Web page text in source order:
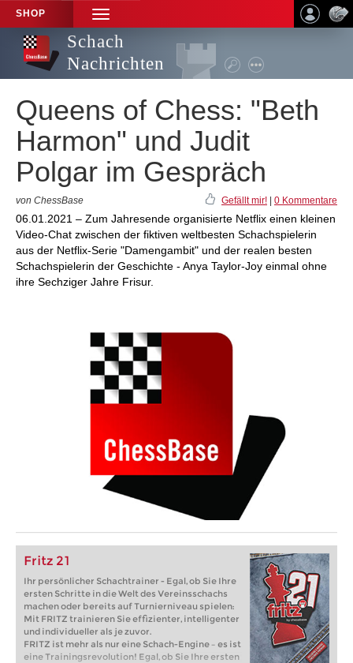
SHOP
TOGGLE
NAVIGATION
Schach
Nachrichten
Queens of Chess: "Beth
Harmon" und Judit
Polgar im Gespräch
von ChessBase Gefällt mir! 0 Kommentare
06.01.2021 – Zum Jahresende organisierte Netflix einen kleinen
Video-Chat zwischen der fiktiven weltbesten Schachspielerin
aus der Netflix-Serie "Damengambit" und der realen besten
Schachspielerin der Geschichte - Anya Taylor-Joy einmal ohne
ihre Sechziger Jahre Frisur.
Fritz 21
Ihr persönlicher Schachtrainer - Egal, ob Sie Ihre
ersten Schritte in die Welt des Vereinsschachs
machen oder bereits auf Turnierniveau spielen:
Mit FRITZ trainieren Sie effizienter, intelligenter
und individueller als je zuvor.
FRITZ ist mehr als nur eine Schach-Engine – es ist
eine Trainingsrevolution! Egal, ob Sie Ihre ersten